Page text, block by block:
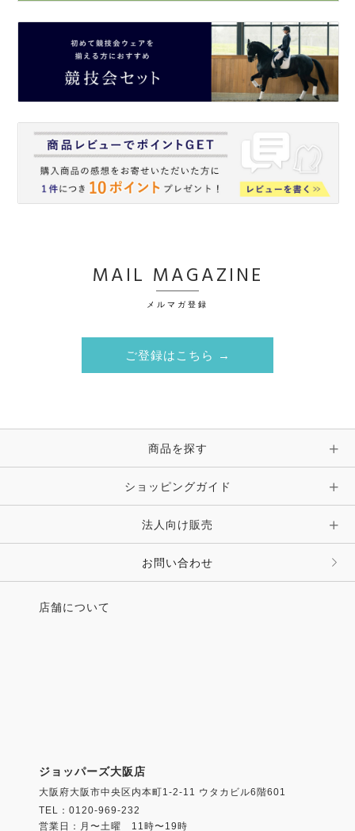
MAIL MAGAZINE
メルマガ登録
ご登録はこちら →
商品を探す
ショッピングガイド
法人向け販売
お問い合わせ
店舗について
ジョッパーズ大阪店
大阪府大阪市中央区内本町1-2-11 ウタカビル6階601
TEL：0120-969-232
営業日：月〜土曜 11時〜19時